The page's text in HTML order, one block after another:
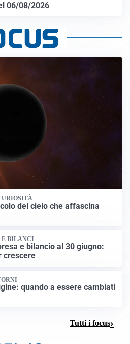
06/08/2026
del cielo che affascina
E BILANCI
e bilancio al 30 giugno:
crescere
quando a essere cambiati
Tutti i focus